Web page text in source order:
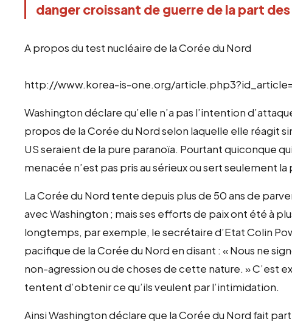
danger croissant de guerre de la part
A propos du test nucléaire de la Corée du Nord
http://www.korea-is-one.org/
Washington déclare qu’elle n’a pas l’intention
propos de la Corée du Nord selon laquelle elle réagit
US seraient de la pure paranoïa. Pourtant quiconque
menacée n’est pas pris au sérieux ou sert seulement
La Corée du Nord tente depuis plus de 50 ans de
avec Washington ; mais ses efforts de paix ont été à
longtemps, par exemple, le secrétaire d’Etat Colin
pacifique de la Corée du Nord en disant : « Nous ne
non-agression ou de choses de cette nature. » C’est
tentent d’obtenir ce qu’ils veulent par l’intimidation.
Ainsi Washington déclare que la Corée du Nord fait